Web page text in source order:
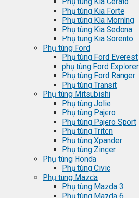
Phụ tùng Kia Forte
Phụ tùng Kia Morning
Phụ tùng Kia Sedona
Phụ tùng Kia Sorento
Phụ tùng Ford
Phụ tùng Ford Everest
phụ tùng Ford Explorer
Phụ tùng Ford Ranger
Phụ tùng Transit
Phụ tùng Mitsubishi
Phụ tùng Jolie
Phụ tùng Pajero
Phụ tùng Pajero Sport
Phụ tùng Triton
Phụ tùng Xpander
Phụ tùng Zinger
Phụ tùng Honda
Phụ tùng Civic
Phụ tùng Mazda
Phụ tùng Mazda 3
Phụ tùng Mazda 6